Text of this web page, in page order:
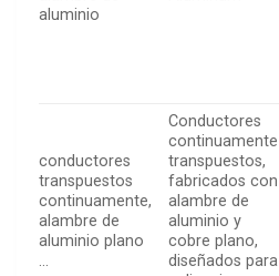
aluminio
conductores
transpuestos
continuamente,
alambre de
aluminio plano
…
Conductores
continuamente
transpuestos,
fabricados con
alambre de
aluminio y
cobre plano,
diseñados para